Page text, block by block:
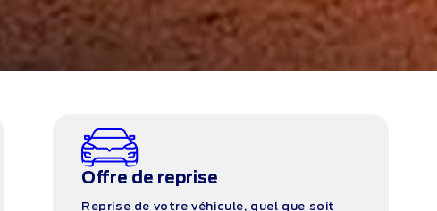
Offre de reprise
Reprise de votre véhicule, quel que soit